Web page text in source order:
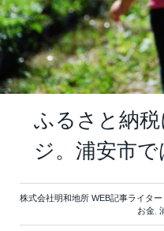
ふるさと納
ジ。浦安市
株式会社明和地所 WEB記事ライター
お金